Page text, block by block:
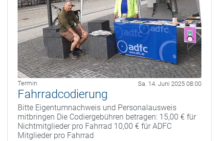
Termin Sa. 14. Juni 2025 08:00
Fahrradcodierung
Bitte Eigentumnachweis und Personalausweis
mitbringen Die Codiergebühren betragen: 15,00 € für
Nichtmitglieder pro Fahrrad 10,00 € für ADFC
Mitglieder pro Fahrrad